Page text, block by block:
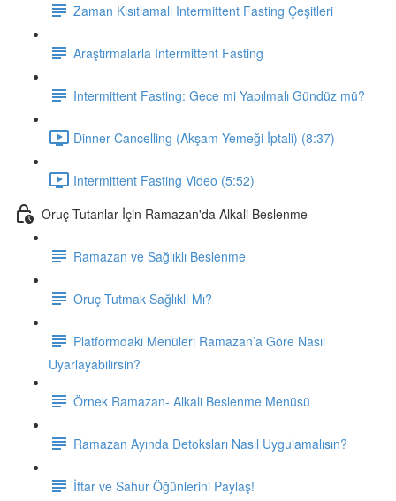
Zaman Kısıtlamalı Intermittent Fasting Çeşitleri
Araştırmalarla Intermittent Fasting
Intermittent Fasting: Gece mi Yapılmalı Gündüz mü?
Dinner Cancelling (Akşam Yemeği İptali) (8:37)
Intermittent Fasting Video (5:52)
Oruç Tutanlar İçin Ramazan'da Alkali Beslenme
Ramazan ve Sağlıklı Beslenme
Oruç Tutmak Sağlıklı Mı?
Platformdaki Menüleri Ramazan’a Göre Nasıl
Uyarlayabilirsin?
Örnek Ramazan- Alkali Beslenme Menüsü
Ramazan Ayında Detoksları Nasıl Uygulamalısın?
İftar ve Sahur Öğünlerini Paylaş!